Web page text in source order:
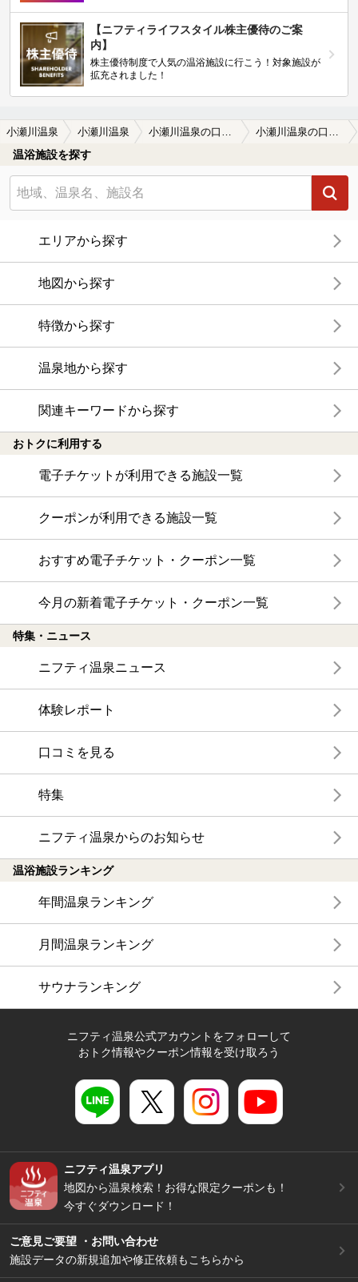
【ニフティライフスタイル株主優待のご案
内】
株主優待制度で人気の温浴施設に行こう！対象施設が
拡充されました！
小瀬川温泉 小瀬川温泉 小瀬川温泉の口コミ一覧 小瀬川温泉の口コミ 久しぶりの訪れでしたが、この施設でサウ…
温浴施設を探す
エリアから探す
地図から探す
特徴から探す
温泉地から探す
関連キーワードから探す
おトクに利用する
電子チケットが利用できる施設一覧
クーポンが利用できる施設一覧
おすすめ電子チケット・クーポン一覧
今月の新着電子チケット・クーポン一覧
特集・ニュース
ニフティ温泉ニュース
体験レポート
口コミを見る
特集
ニフティ温泉からのお知らせ
温浴施設ランキング
年間温泉ランキング
月間温泉ランキング
サウナランキング
ニフティ温泉公式アカウントをフォローして
おトク情報やクーポン情報を受け取ろう
ニフティ温泉アプリ
地図から温泉検索！お得な限定クーポンも！
今すぐダウンロード！
ご意見ご要望 ・お問い合わせ
施設データの新規追加や修正依頼もこちらから